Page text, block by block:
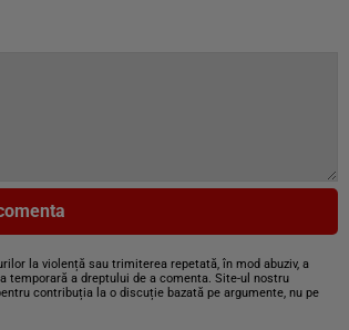
la violență sau trimiterea repetată, în mod abuziv, a
temporară a dreptului de a comenta. Site-ul nostru
contribuția la o discuție bazată pe argumente, nu pe